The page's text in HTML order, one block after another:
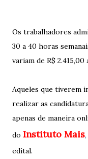
Os trabalhadores
30 a 40 horas
variam de R$ 2.415,00
Aqueles que tiverem
realizar as
apenas de maneira
do Instituto Mais,
edital.